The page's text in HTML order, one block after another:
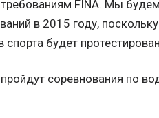
FINA. Мы
в 2015 году,
будет
соревнования по